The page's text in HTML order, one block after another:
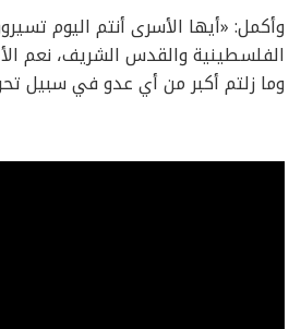
وأكمل: «أيها الأسرى أنتم اليوم
الفلسطينية والقدس الشريف، نعم
وما زلتم أكبر من أي عدو في سبيل